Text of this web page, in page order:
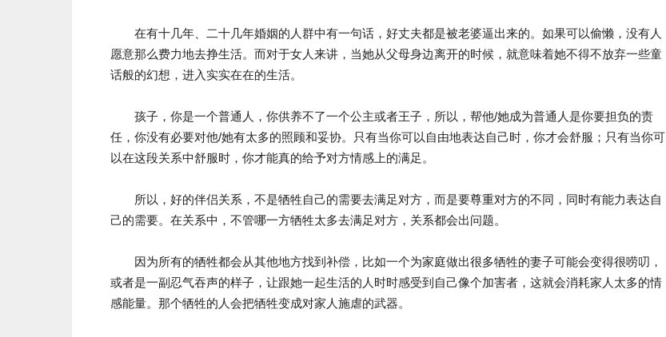
在有十几年、二十几年婚姻的人群中有一句话，好丈夫都是被老婆逼出来的。如果可以偷懒，没有人
愿意那么费力地去挣生活。而对于女人来讲，当她从父母身边离开的时候，就意味着她不得不放弃一些童
话般的幻想，进入实实在在的生活。
孩子，你是一个普通人，你供养不了一个公主或者王子，所以，帮他/她成为普通人是你要担负的责
任，你没有必要对他/她有太多的照顾和妥协。只有当你可以自由地表达自己时，你才会舒服；只有当你可
以在这段关系中舒服时，你才能真的给予对方情感上的满足。
所以，好的伴侣关系，不是牺牲自己的需要去满足对方，而是要尊重对方的不同，同时有能力表达自
己的需要。在关系中，不管哪一方牺牲太多去满足对方，关系都会出问题。
因为所有的牺牲都会从其他地方找到补偿，比如一个为家庭做出很多牺牲的妻子可能会变得很唠叨，
或者是一副忍气吞声的样子，让跟她一起生活的人时时感受到自己像个加害者，这就会消耗家人太多的情
感能量。那个牺牲的人会把牺牲变成对家人施虐的武器。